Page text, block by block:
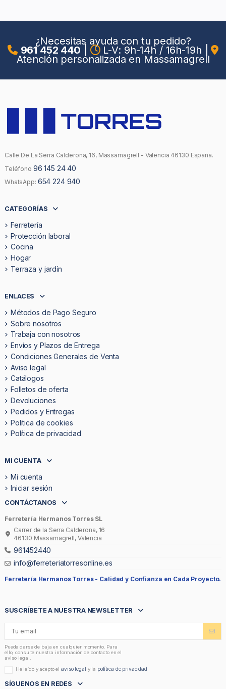
¿Necesitas ayuda con tu pedido?
961 452 440 L-V: 9h-14h / 16h-19h
Atención personalizada en Massamagrell
Calle De La Serra Calderona, 16, Massamagrell - Valencia 46130 España.
Teléfono 96 145 24 40
WhatsApp: 654 224 940
CATEGORÍAS
Ferretería
Protección laboral
Cocina
Hogar
Terraza y jardín
ENLACES
Métodos de Pago Seguro
Sobre nosotros
Trabaja con nosotros
Envíos y Plazos de Entrega
Condiciones Generales de Venta
Aviso legal
Catálogos
Folletos de oferta
Devoluciones
Pedidos y Entregas
Politica de cookies
Política de privacidad
MI CUENTA
Mi cuenta
Iniciar sesión
CONTÁCTANOS
Ferretería Hermanos Torres SL
Carrer de la Serra Calderona, 16
46130 Massamagrell, Valencia
961452440
info@ferreteriatorresonline.es
Ferretería Hermanos Torres - Calidad y Confianza en Cada Proyecto.
SUSCRÍBETE A NUESTRA NEWSLETTER
Puede darse de baja en cualquier momento. Para
ello, consulte nuestra información de contacto en el
aviso legal.
He leído y acepto elaviso legal y la política de privacidad
SÍGUENOS EN REDES